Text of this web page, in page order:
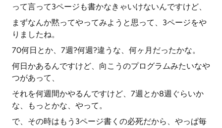
って言って3ページも書かなきゃいけないんですけど、
まずなんか黙ってやってみようと思って、3ページをや
りましたね。
70何日とか、7週?何週?違うな、何ヶ月だったかな。
何日かあるんですけど、向こうのプログラムみたいなや
つがあって、
それを何週間かやるんですけど、7週とか8週ぐらいか
な、もっとかな、やって。
で、その時はもう3ページ書くの必死だから、やっぱ毎